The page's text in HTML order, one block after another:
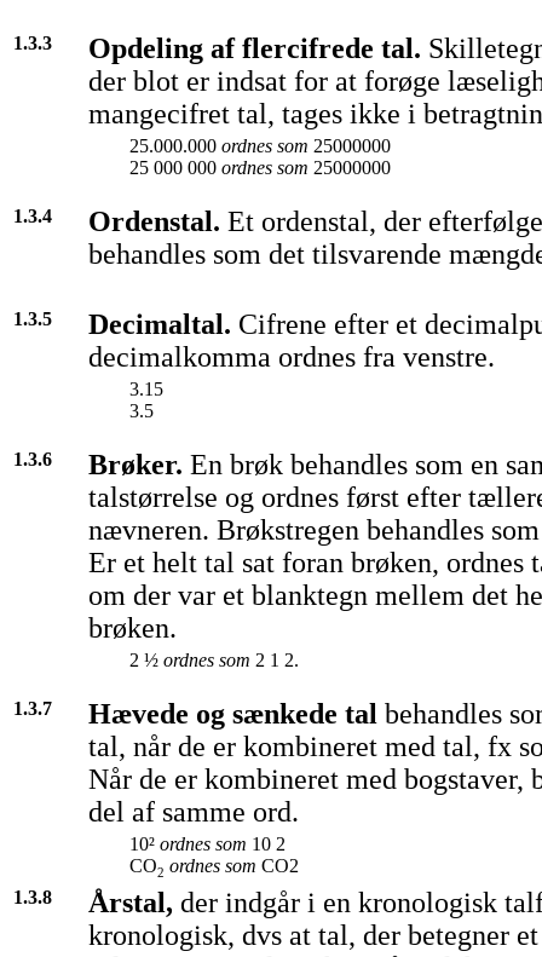
1.3.3 Opdeling af flercifrede tal.
der blot er indsat for at forøge
mangecifret tal, tages ikke i
25.000.000 ordnes som 25000000
25 000 000 ordnes som 25000000
1.3.4 Ordenstal. Et ordenstal, der
behandles som det tilsvarende
1.3.5 Decimaltal. Cifrene efter et
decimalkomma ordnes fra venstre.
3.15
3.5
1.3.6 Brøker. En brøk behandles som en
talstørrelse og ordnes først efter
nævneren. Brøkstregen behandles
Er et helt tal sat foran brøken, ordnes
om der var et blanktegn mellem det
brøken.
2 ½ ordnes som 2 1 2.
1.3.7 Hævede og sænkede tal behandles
tal, når de er kombineret med tal, fx
Når de er kombineret med bogstaver,
del af samme ord.
10² ordnes som 10 2
CO2 ordnes som CO2
1.3.8
Årstal, der indgår i en kronologisk
kronologisk, dvs at tal, der betegner